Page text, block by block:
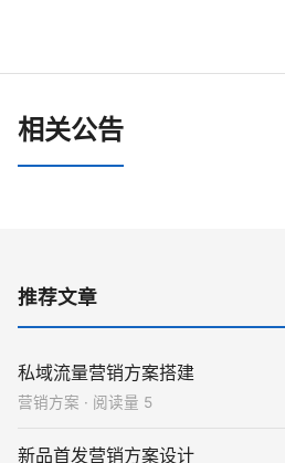
相关公告
推荐文章
私域流量营销方案搭建
营销方案 · 阅读量 5
新品首发营销方案设计